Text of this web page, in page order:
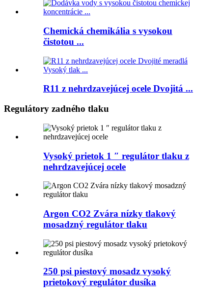
Chemická chemikália s vysokou
čistotou ...
R11 z nehrdzavejúcej ocele Dvojitá ...
Regulátory zadného tlaku
Vysoký prietok 1 ″ regulátor tlaku z
nehrdzavejúcej ocele
Argon CO2 Zvára nízky tlakový
mosadzný regulátor tlaku
250 psi piestový mosadz vysoký
prietokový regulátor dusíka